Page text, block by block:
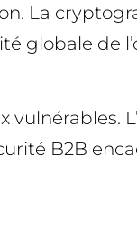
La
globale de
B2B